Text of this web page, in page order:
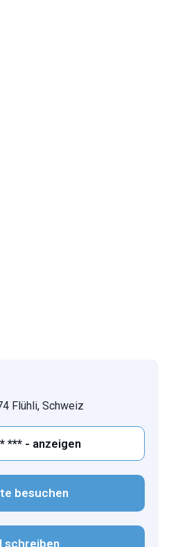
Flühli, Schweiz
414 *** *** - anzeigen
besuchen
schreiben